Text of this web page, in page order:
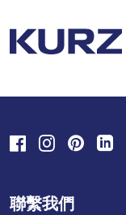
聯繫我們